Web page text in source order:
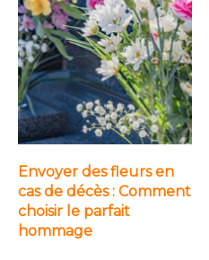
Envoyer des fleurs en
cas de décès : Comment
choisir le parfait
hommage